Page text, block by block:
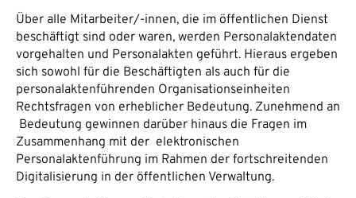
Über alle Mitarbeiter/-innen, die im öffentlichen Dienst
beschäftigt sind oder waren, werden Personalaktendaten
vorgehalten und Personalakten geführt. Hieraus ergeben
sich sowohl für die Beschäftigten als auch für die
personalaktenführenden Organisationseinheiten
Rechtsfragen von erheblicher Bedeutung. Zunehmend an
Bedeutung gewinnen darüber hinaus die Fragen im
Zusammenhang mit der elektronischen
Personalaktenführung im Rahmen der fortschreitenden
Digitalisierung in der öffentlichen Verwaltung.